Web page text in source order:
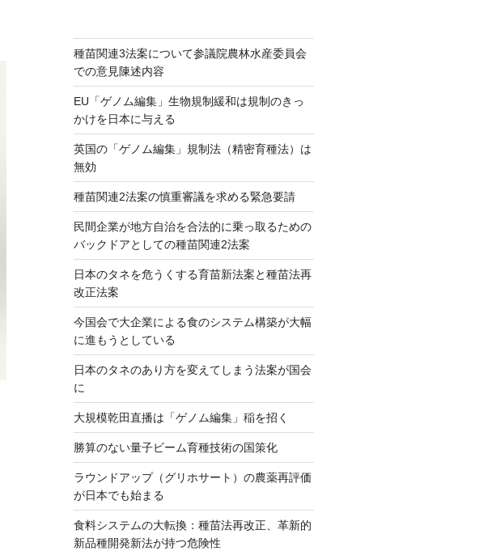
種苗関連3法案について参議院農林水産委員会
での意見陳述内容
EU「ゲノム編集」生物規制緩和は規制のきっ
かけを日本に与える
英国の「ゲノム編集」規制法（精密育種法）は
無効
種苗関連2法案の慎重審議を求める緊急要請
民間企業が地方自治を合法的に乗っ取るための
バックドアとしての種苗関連2法案
日本のタネを危うくする育苗新法案と種苗法再
改正法案
今国会で大企業による食のシステム構築が大幅
に進もうとしている
日本のタネのあり方を変えてしまう法案が国会
に
大規模乾田直播は「ゲノム編集」稲を招く
勝算のない量子ビーム育種技術の国策化
ラウンドアップ（グリホサート）の農薬再評価
が日本でも始まる
食料システムの大転換：種苗法再改正、革新的
新品種開発新法が持つ危険性